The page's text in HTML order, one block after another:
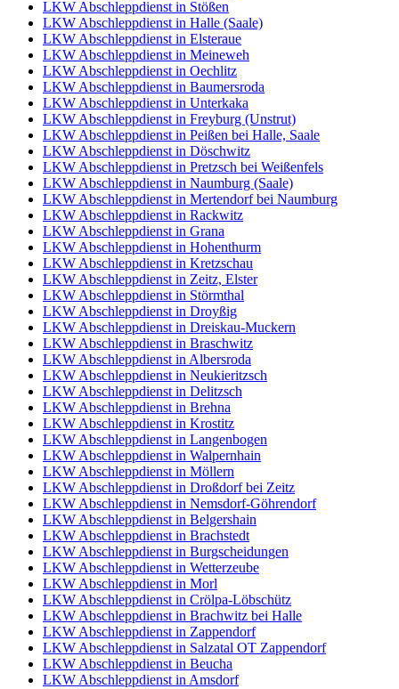
LKW Abschleppdienst in Stößen
LKW Abschleppdienst in Halle (Saale)
LKW Abschleppdienst in Elsteraue
LKW Abschleppdienst in Meineweh
LKW Abschleppdienst in Oechlitz
LKW Abschleppdienst in Baumersroda
LKW Abschleppdienst in Unterkaka
LKW Abschleppdienst in Freyburg (Unstrut)
LKW Abschleppdienst in Peißen bei Halle, Saale
LKW Abschleppdienst in Döschwitz
LKW Abschleppdienst in Pretzsch bei Weißenfels
LKW Abschleppdienst in Naumburg (Saale)
LKW Abschleppdienst in Mertendorf bei Naumburg
LKW Abschleppdienst in Rackwitz
LKW Abschleppdienst in Grana
LKW Abschleppdienst in Hohenthurm
LKW Abschleppdienst in Kretzschau
LKW Abschleppdienst in Zeitz, Elster
LKW Abschleppdienst in Störmthal
LKW Abschleppdienst in Droyßig
LKW Abschleppdienst in Dreiskau-Muckern
LKW Abschleppdienst in Braschwitz
LKW Abschleppdienst in Albersroda
LKW Abschleppdienst in Neukieritzsch
LKW Abschleppdienst in Delitzsch
LKW Abschleppdienst in Brehna
LKW Abschleppdienst in Krostitz
LKW Abschleppdienst in Langenbogen
LKW Abschleppdienst in Walpernhain
LKW Abschleppdienst in Möllern
LKW Abschleppdienst in Droßdorf bei Zeitz
LKW Abschleppdienst in Nemsdorf-Göhrendorf
LKW Abschleppdienst in Belgershain
LKW Abschleppdienst in Brachstedt
LKW Abschleppdienst in Burgscheidungen
LKW Abschleppdienst in Wetterzeube
LKW Abschleppdienst in Morl
LKW Abschleppdienst in Crölpa-Löbschütz
LKW Abschleppdienst in Brachwitz bei Halle
LKW Abschleppdienst in Zappendorf
LKW Abschleppdienst in Salzatal OT Zappendorf
LKW Abschleppdienst in Beucha
LKW Abschleppdienst in Amsdorf